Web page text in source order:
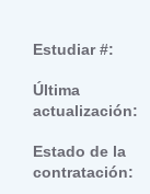
Estudiar #:
Última
actualización:
Estado de la
contratación: